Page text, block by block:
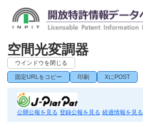
空間光変調器
ウインドウを閉じる
固定URLをコピー 印刷 XにPOST
公開公報を見る 登録公報を見る 経過情報を見る